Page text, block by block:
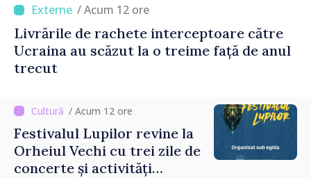
/ Acum 12 ore
Livrările de rachete interceptoare către
Ucraina au scăzut la o treime față de anul
trecut
/ Acum 12 ore
Festivalul Lupilor revine la
Orheiul Vechi cu trei zile de
concerte și activități